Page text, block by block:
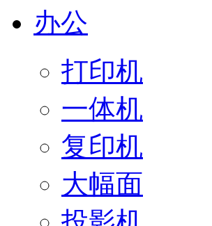
办公
打印机
一体机
复印机
大幅面